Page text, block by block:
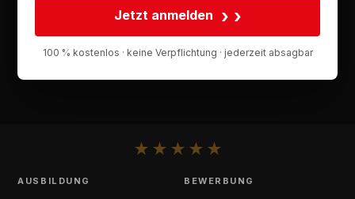
Jetzt anmelden ›
100 % kostenlos · keine Verpflichtung · jederzeit absagbar
★ ★ ★ ★ ★
AUSBILDUNG BEWERBUNG